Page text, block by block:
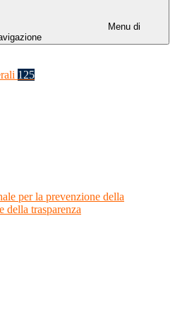
Menu di
125
per la prevenzione della
della trasparenza